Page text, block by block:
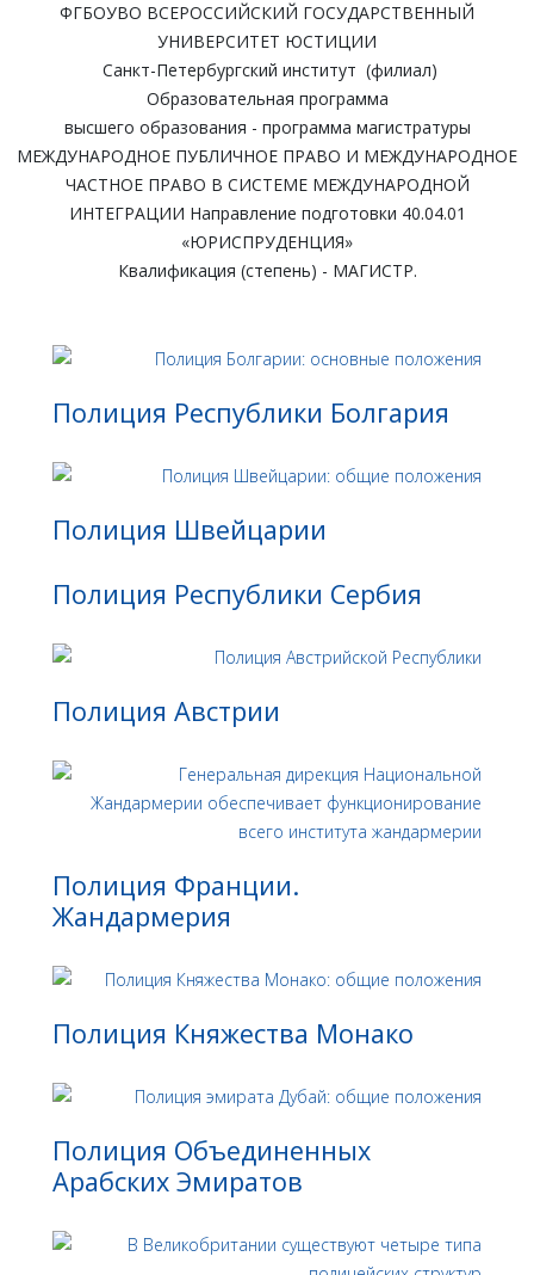
ФГБОУВО ВСЕРОССИЙСКИЙ ГОСУДАРСТВЕННЫЙ
УНИВЕРСИТЕТ ЮСТИЦИИ
Санкт-Петербургский институт (филиал)
Образовательная программа
высшего образования - программа магистратуры
МЕЖДУНАРОДНОЕ ПУБЛИЧНОЕ ПРАВО И МЕЖДУНАРОДНОЕ
ЧАСТНОЕ ПРАВО В СИСТЕМЕ МЕЖДУНАРОДНОЙ
ИНТЕГРАЦИИ Направление подготовки 40.04.01
«ЮРИСПРУДЕНЦИЯ»
Квалификация (степень) - МАГИСТР.
Полиция Республики Болгария
Полиция Швейцарии
Полиция Республики Сербия
Полиция Австрии
Полиция Франции.
Жандармерия
Полиция Княжества Монако
Полиция Объединенных
Арабских Эмиратов